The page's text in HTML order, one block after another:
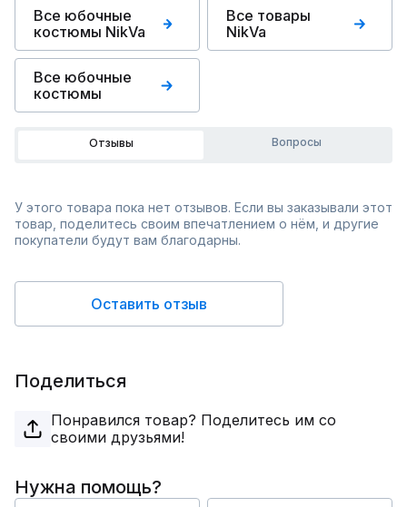
Все юбочные
костюмы NikVa
Все товары
NikVa
Все юбочные
костюмы
Отзывы Вопросы
У этого товара пока нет отзывов. Если вы заказывали этот
товар, поделитесь своим впечатлением о нём, и другие
покупатели будут вам благодарны.
Оставить отзыв
Поделиться
Понравился товар? Поделитесь им со
своими друзьями!
Нужна помощь?